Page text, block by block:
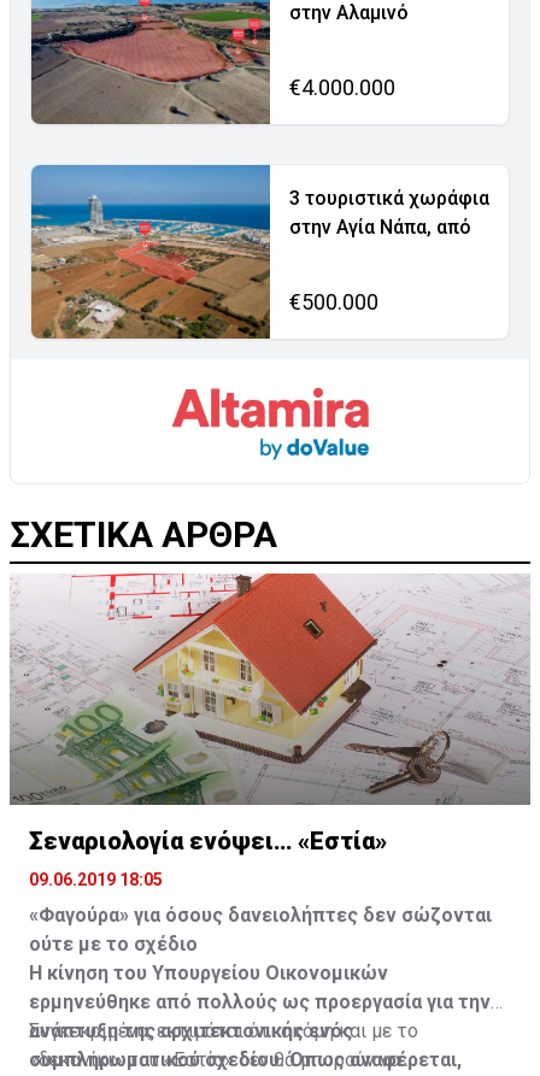
στην Αλαμινό
€4.000.000
3 τουριστικά χωράφια
στην Αγία Νάπα, από
€500.000
ΣΧΕΤΙΚΑ ΑΡΘΡΑ
Σεναριολογία ενόψει… «Εστία»
09.06.2019 18:05
«Φαγούρα» για όσους δανειολήπτες δεν σώζονται
ούτε με το σχέδιο
Η κίνηση του Υπουργείου Οικονομικών
ερμηνεύθηκε από πολλούς ως προεργασία για την
ανάπτυξη της αρχιτεκτονικής ενός
συμπληρωματικού σχεδίου. Όπως αναφέρεται,
Συγκεκριμένα, εκτιμάται ότι ακόμη και με το
«δεκανίκι» του «Εστία» δεν θα μπορούν να